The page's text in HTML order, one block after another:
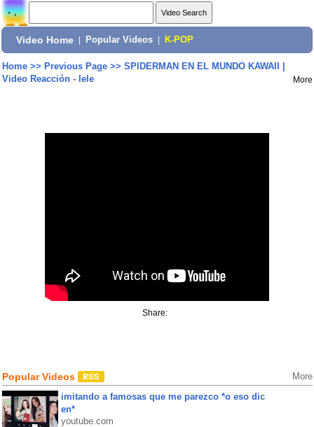
Video Home Popular Videos K-POP
Home>> Previous Page>> SPIDERMAN EN EL MUNDO KAWAII |
Video Reacción - lele
More
Share:
Popular Videos More
imitando a famosas que me parezco *o eso dic
en*
youtube.com